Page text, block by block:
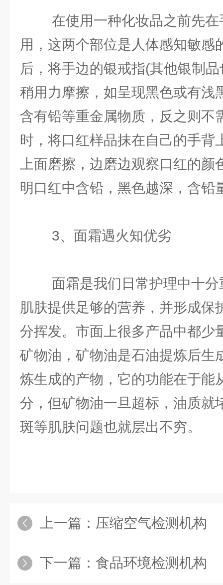
在使用一种化妆品之前先在
用，这两个部位是人体感知敏感
后，将手边的银戒指(其他银制
稍用力摩擦，如呈现黑色或有浅
含有铅等重金属物质，反之则不
时，将口红样品抹在自己的手背
上面磨擦，边磨边观察口红的
明口红中含铅，黑色越深，含铅
3、面霜遇火知优劣
面霜是我们日常护理中十分
肌肤提供足够的营养，并形成保
分挥发。市面上很多产品中都少
矿物油，矿物油是石油提炼后生
炼生成的产物，它的功能在于能
分，但矿物油一旦超标，油质就
斑等肌肤问题也就层出不穷。
上一篇： 压缩空气检测机构
下一篇： 食品环境检测机构